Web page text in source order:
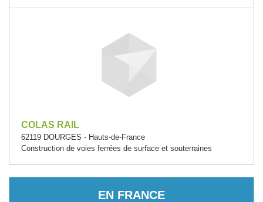
COLAS RAIL
62119 DOURGES - Hauts-de-France
Construction de voies ferrées de surface et souterraines
EN FRANCE